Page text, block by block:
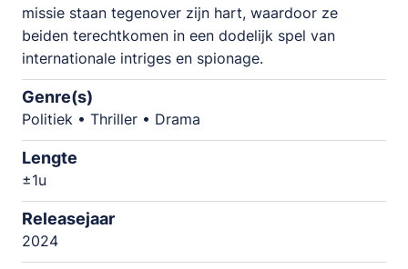
missie staan tegenover zijn hart, waardoor ze
beiden terechtkomen in een dodelijk spel van
internationale intriges en spionage.
Genre(s)
Politiek • Thriller • Drama
Lengte
±1u
Releasejaar
2024